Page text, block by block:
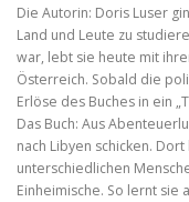
Die Autorin: Doris Luser
Land und Leute zu
war, lebt sie heute mit
Österreich. Sobald die
Erlöse des Buches in ein
Das Buch: Aus
nach Libyen schicken.
unterschiedlichen
Einheimische. So lernt sie